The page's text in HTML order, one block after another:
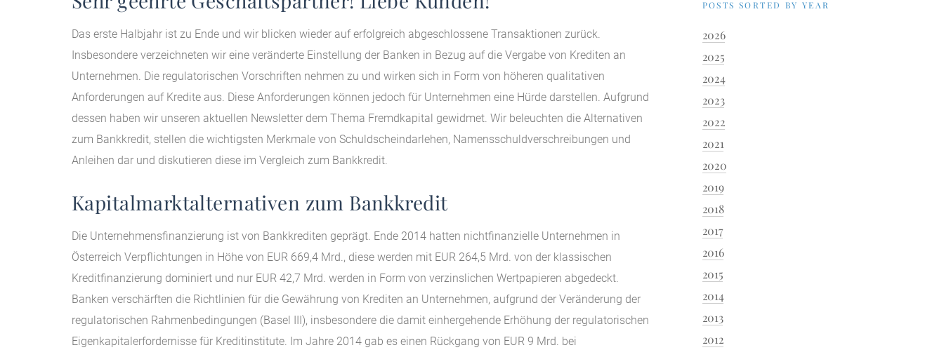
Das erste Halbjahr ist zu Ende und wir blicken wieder auf erfolgreich abgeschlossene Transaktionen zurück.
Insbesondere verzeichneten wir eine veränderte Einstellung der Banken in Bezug auf die Vergabe von Krediten an
Unternehmen. Die regulatorischen Vorschriften nehmen zu und wirken sich in Form von höheren qualitativen
Anforderungen auf Kredite aus. Diese Anforderungen können jedoch für Unternehmen eine Hürde darstellen. Aufgrund
dessen haben wir unseren aktuellen Newsletter dem Thema Fremdkapital gewidmet. Wir beleuchten die Alternativen
zum Bankkredit, stellen die wichtigsten Merkmale von Schuldscheindarlehen, Namensschuldverschreibungen und
Anleihen dar und diskutieren diese im Vergleich zum Bankkredit.
Kapitalmarktalternativen zum Bankkredit
Die Unternehmensfinanzierung ist von Bankkrediten geprägt. Ende 2014 hatten nichtfinanzielle Unternehmen in
Österreich Verpflichtungen in Höhe von EUR 669,4 Mrd., diese werden mit EUR 264,5 Mrd. von der klassischen
Kreditfinanzierung dominiert und nur EUR 42,7 Mrd. werden in Form von verzinslichen Wertpapieren abgedeckt.
Banken verschärften die Richtlinien für die Gewährung von Krediten an Unternehmen, aufgrund der Veränderung der
regulatorischen Rahmenbedingungen (Basel III), insbesondere die damit einhergehende Erhöhung der regulatorischen
Eigenkapitalerfordernisse für Kreditinstitute. Im Jahre 2014 gab es einen Rückgang von EUR 9 Mrd. bei
POSTS SORTED BY YEAR
2026
2025
2024
2023
2022
2021
2020
2019
2018
2017
2016
2015
2014
2013
2012